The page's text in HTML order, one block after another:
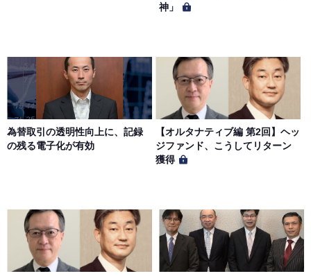
第６条（サービス内容の停止・変更）
サイトのサービス内容を変更する場合があります。
第７条（個人情報の取扱い）
当社は、会員の個人情報を別途オンライン上に掲示する
「プライバシーポリシー」に基づき、適切に取り扱うもの
神」
為替取引の透明性向上に、記録
の残る電子化が有効
【オルタナティブ編 第2回】ヘッ
ジファンド、こうしてリターン
獲得